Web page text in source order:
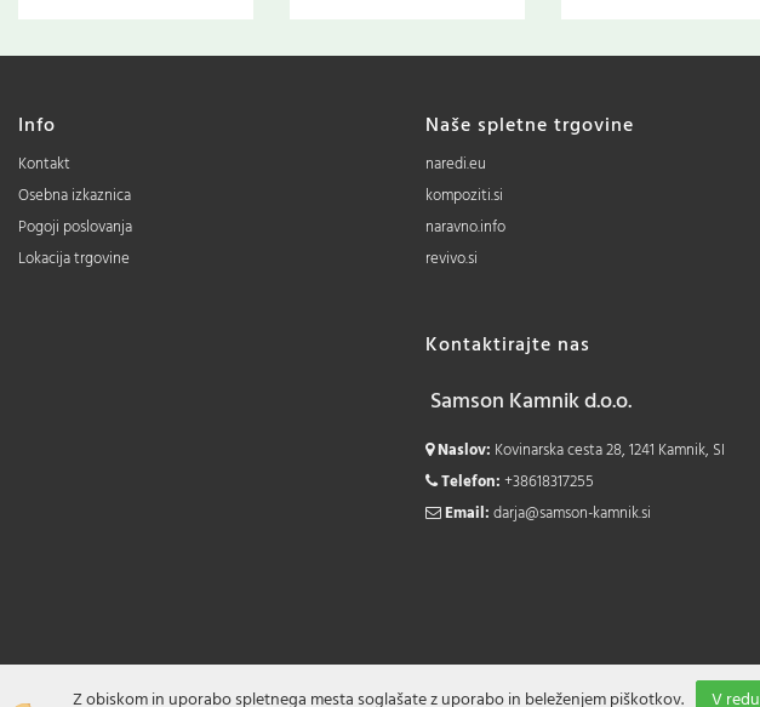
Info
Kontakt
Osebna izkaznica
Pogoji poslovanja
Lokacija trgovine
Naše spletne trgovine
naredi.eu
kompoziti.si
naravno.info
revivo.si
Kontaktirajte nas
Samson Kamnik d.o.o.
Naslov: Kovinarska cesta 28, 1241 Kamnik, SI
Telefon:+38618317255
Email:darja@samson-kamnik.si
Z obiskom in uporabo spletnega mesta soglašate z uporabo in beleženjem piškotkov. V redu